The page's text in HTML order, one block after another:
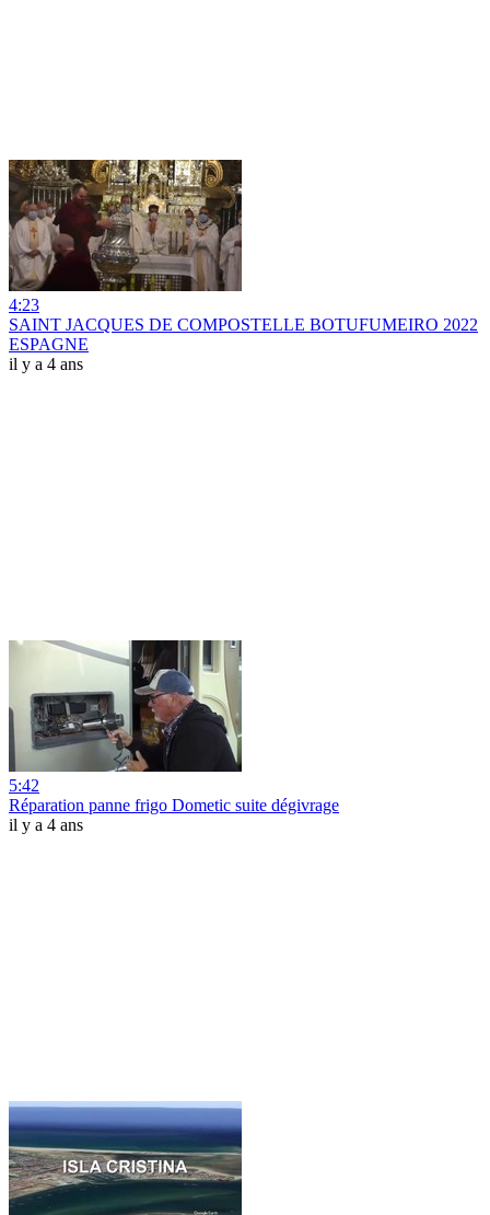
4:23
SAINT JACQUES DE COMPOSTELLE BOTUFUMEIRO 2022
ESPAGNE
il y a 4 ans
5:42
Réparation panne frigo Dometic suite dégivrage
il y a 4 ans